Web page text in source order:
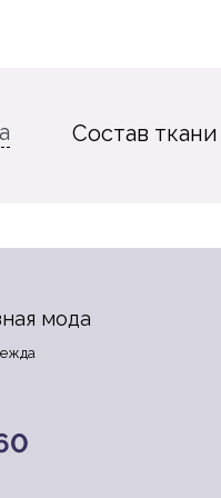
Состав ткани
мода